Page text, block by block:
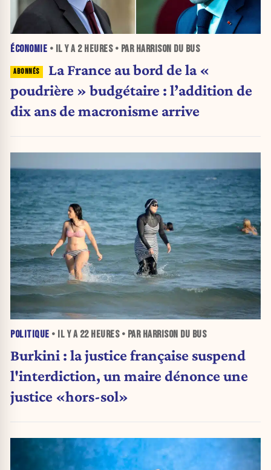
ÉCONOMIE • IL Y A 2 HEURES• PAR HARRISON DU BUS
La France au bord de la «
poudrière » budgétaire : l’addition de
dix ans de macronisme arrive
POLITIQUE • IL Y A 22 HEURES• PAR HARRISON DU BUS
Burkini : la justice française suspend
l'interdiction, un maire dénonce une
justice «hors-sol»